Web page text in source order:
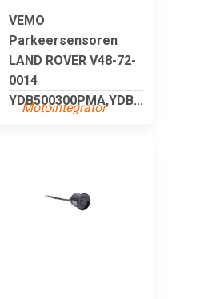
VEMO
Parkeersensoren
LAND ROVER V48-72-
0014
YDB500300PMA,YDB...
Motointegrator